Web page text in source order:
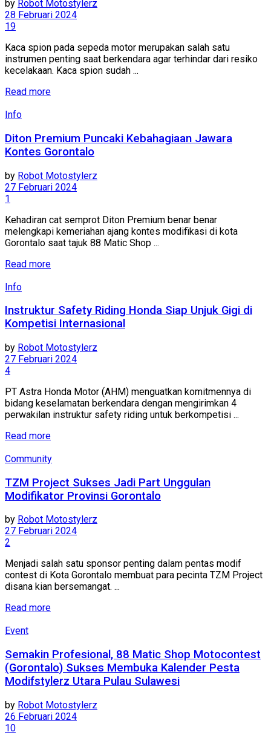
by Robot Motostylerz
28 Februari 2024
19
Kaca spion pada sepeda motor merupakan salah satu
instrumen penting saat berkendara agar terhindar dari resiko
kecelakaan. Kaca spion sudah ...
Read more
Info
Diton Premium Puncaki Kebahagiaan Jawara
Kontes Gorontalo
by Robot Motostylerz
27 Februari 2024
1
Kehadiran cat semprot Diton Premium benar benar
melengkapi kemeriahan ajang kontes modifikasi di kota
Gorontalo saat tajuk 88 Matic Shop ...
Read more
Info
Instruktur Safety Riding Honda Siap Unjuk Gigi di
Kompetisi Internasional
by Robot Motostylerz
27 Februari 2024
4
PT Astra Honda Motor (AHM) menguatkan komitmennya di
bidang keselamatan berkendara dengan mengirimkan 4
perwakilan instruktur safety riding untuk berkompetisi ...
Read more
Community
TZM Project Sukses Jadi Part Unggulan
Modifikator Provinsi Gorontalo
by Robot Motostylerz
27 Februari 2024
2
Menjadi salah satu sponsor penting dalam pentas modif
contest di Kota Gorontalo membuat para pecinta TZM Project
disana kian bersemangat. ...
Read more
Event
Semakin Profesional, 88 Matic Shop Motocontest
(Gorontalo) Sukses Membuka Kalender Pesta
Modifstylerz Utara Pulau Sulawesi
by Robot Motostylerz
26 Februari 2024
10